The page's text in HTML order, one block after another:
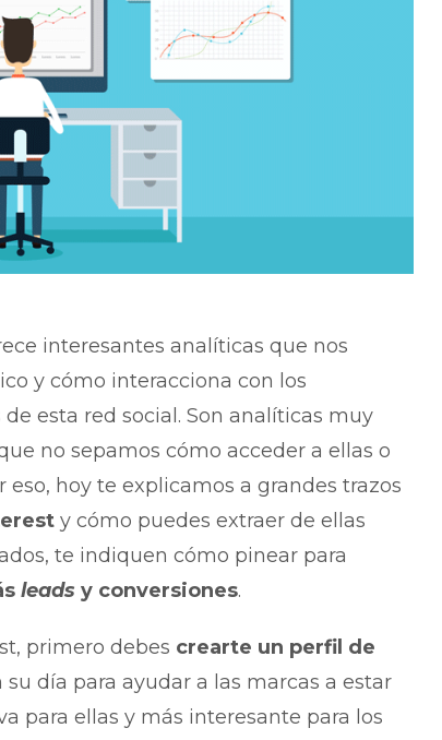
interesantes analíticas que nos
y cómo interacciona con los
esta red social. Son analíticas muy
no sepamos cómo acceder a ellas o
hoy te explicamos a grandes trazos
y cómo puedes extraer de ellas
te indiquen cómo pinear para
leads y conversiones.
primero debes crearte un perfil de
día para ayudar a las marcas a estar
para ellas y más interesante para los